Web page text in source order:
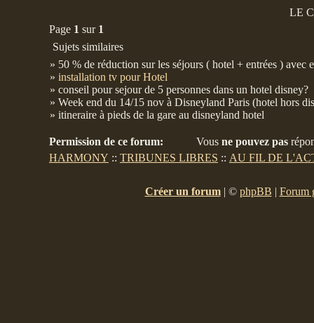
LE
Page 1 sur 1
Sujets similaires
» 50 % de réduction sur les séjours ( hotel + entrées ) avec
» installation tv pour Hotel
» conseil pour sejour de 5 personnes dans un hotel disney?
» Week end du 14/15 nov à Disneyland Paris (hotel hors
» itineraire à pieds de la gare au disneyland hotel
Permission de ce forum: Vous ne pouvez pas
HARMONY :: TRIBUNES LIBRES :: AU FIL DE
Créer un forum| © phpBB | Forum